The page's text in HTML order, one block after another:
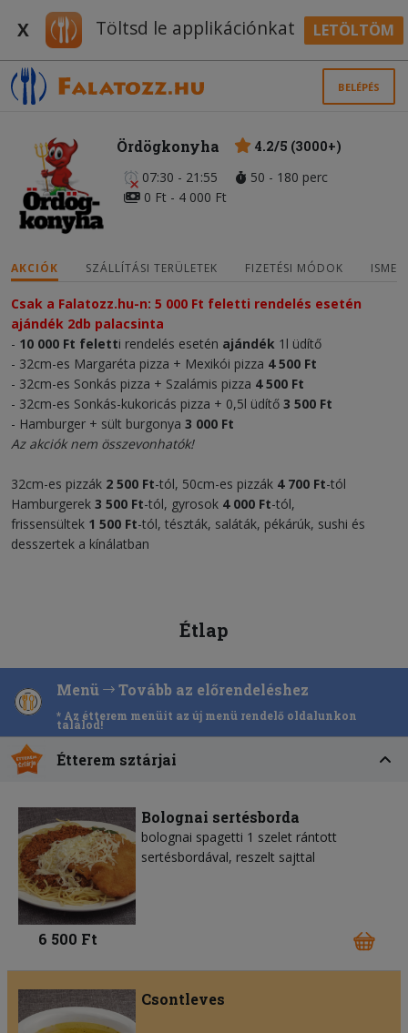
X Töltsd le applikációnkat LETÖLTÖM
BELÉPÉS
Ördögkonyha
4.2/5 (3000+)
07:30 - 21:55
50 - 180 perc
0 Ft - 4 000 Ft
AKCIÓK SZÁLLÍTÁSI TERÜLETEK FIZETÉSI MÓDOK
Csak a Falatozz.hu-n: 5 000 Ft feletti rendelés esetén
ajándék 2db palacsinta
- 10 000 Ft feletti rendelés esetén ajándék 1l üdítő
- 32cm-es Margaréta pizza + Mexikói pizza 4 500 Ft
- 32cm-es Sonkás pizza + Szalámis pizza 4 500 Ft
- 32cm-es Sonkás-kukoricás pizza + 0,5l üdítő 3 500 Ft
- Hamburger + sült burgonya 3 000 Ft
Az akciók nem összevonhatók!
32cm-es pizzák 2 500 Ft-tól, 50cm-es pizzák 4 700 Ft-tól
Hamburgerek 3 500 Ft-tól, gyrosok 4 000 Ft-tól,
frissensültek 1 500 Ft-tól, tészták, saláták, pékárúk, sushi és
desszertek a kínálatban
Étlap
Menü Tovább az előrendeléshez
* Az étterem menüit az új menü rendelő oldalunkon
találod!
Étterem sztárjai
Bolognai sertésborda
bolognai spagetti 1 szelet rántott
sertésbordával, reszelt sajttal
6 500 Ft
Csontleves